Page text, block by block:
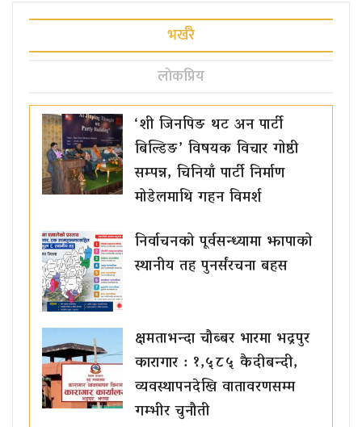
भर्खरै
लाेकप्रिय
‘शी जिनपिङ थट अन पार्टी
बिल्डिङ’ विषयक विचार गोष्ठी
सम्पन्न, चिनियाँ पार्टी निर्माण
मोडेलमाथि गहन विमर्श
निर्वाचनको पूर्वसन्ध्यामा झापाको
स्थानीय तह पुनर्संरचना बहस
क्षमताभन्दा चौब्बर भारमा भद्रपुर
कारागार : १,५८५ कैदीबन्दी,
व्यवस्थापनदेखि वातावरणसम्म
गम्भीर चुनौती